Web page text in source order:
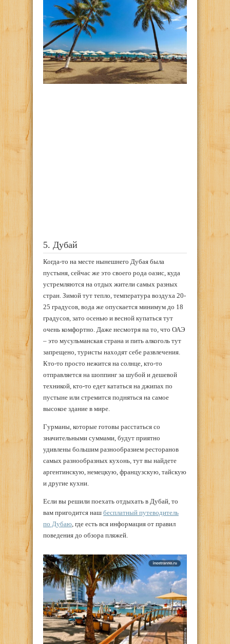
5. Дубай
Когда-то на месте нынешнего Дубая была
пустыня, сейчас же это своего рода оазис, куда
устремляются на отдых жители самых разных
стран. Зимой тут тепло, температура воздуха 20-
25 градусов, вода же опускается минимум до 18
градусов, зато осенью и весной купаться тут
очень комфортно. Даже несмотря на то, что ОАЭ
– это мусульманская страна и пить алкоголь тут
запрещено, туристы находят себе развлечения.
Кто-то просто нежится на солнце, кто-то
отправляется на шоппинг за шубой и дешевой
техникой, кто-то едет кататься на джипах по
пустыне или стремится подняться на самое
высокое здание в мире.
Гурманы, которые готовы расстаться со
значительными суммами, будут приятно
удивлены большим разнообразием ресторанов
самых разнообразных кухонь, тут вы найдете
аргентинскую, немецкую, французскую, тайскую
и другие кухни.
Если вы решили поехать отдыхать в Дубай, то
вам пригодится наш бесплатный путеводитель
по Дубаю, где есть вся информация от правил
поведения до обзора пляжей.